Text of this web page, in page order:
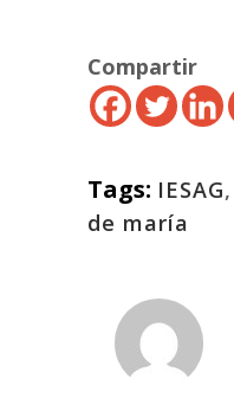
Compartir
Tags: IESAG,
de maría